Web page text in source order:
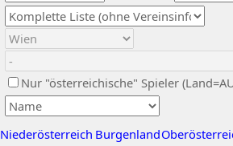
Nur "österreichische" Spieler
Niederösterreich Burgenland